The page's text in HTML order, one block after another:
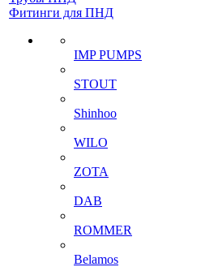
Фитинги для ПНД
IMP PUMPS
STOUT
Shinhoo
WILO
ZOTA
DAB
ROMMER
Belamos